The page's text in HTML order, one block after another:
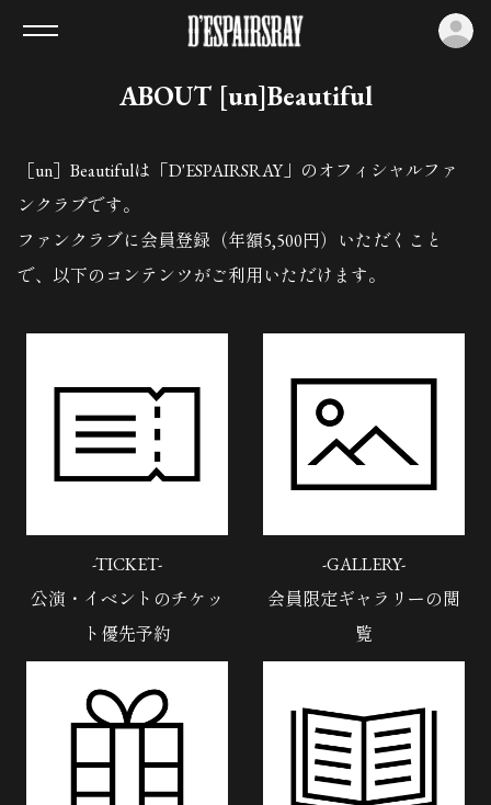
ABOUT [un]Beautiful
［un］Beautifulは「D'ESPAIRSRAY」のオフィシャルファ
ンクラブです。
ファンクラブに会員登録（年額5,500円）いただくこと
で、以下のコンテンツがご利用いただけます。
-TICKET-
公演・イベントのチケッ
ト優先予約
-GALLERY-
会員限定ギャラリーの閲
覧